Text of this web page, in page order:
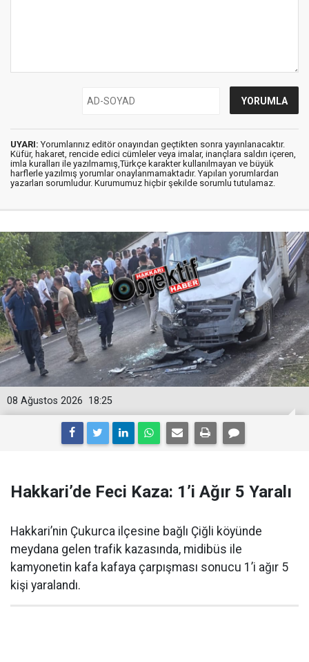
UYARI: Yorumlarınız editör onayından geçtikten sonra yayınlanacaktır.
Küfür, hakaret, rencide edici cümleler veya imalar, inançlara saldırı içeren,
imla kuralları ile yazılmamış,Türkçe karakter kullanılmayan ve büyük
harflerle yazılmış yorumlar onaylanmamaktadır. Yapılan yorumlardan
yazarları sorumludur. Kurumumuz hiçbir şekilde sorumlu tutulamaz.
18:25
08 Ağustos 2026
Hakkari’de Feci Kaza: 1’i Ağır 5 Yaralı
Hakkari’nin Çukurca ilçesine bağlı Çiğli köyünde
meydana gelen trafik kazasında, midibüs ile
kamyonetin kafa kafaya çarpışması sonucu 1’i ağır 5
kişi yaralandı.